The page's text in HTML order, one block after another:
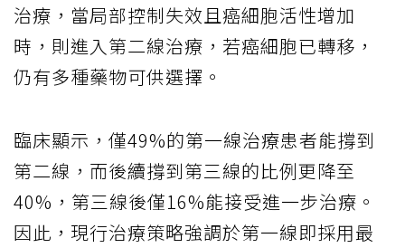
治療，當局部控制失效且癌細胞活性增加
時，則進入第二線治療，若癌細胞已轉移，
仍有多種藥物可供選擇。
臨床顯示，僅49%的第一線治療患者能撐到
第二線，而後續撐到第三線的比例更降至
40%，第三線後僅16%能接受進一步治療。
因此，現行治療策略強調於第一線即採用最